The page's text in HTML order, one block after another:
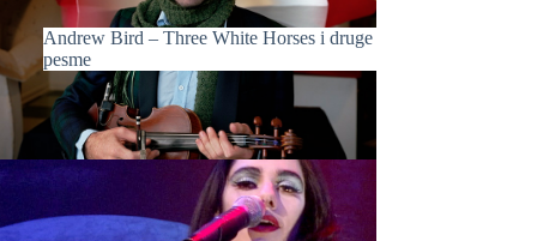
Andrew Bird – Three White Horses i druge
pesme